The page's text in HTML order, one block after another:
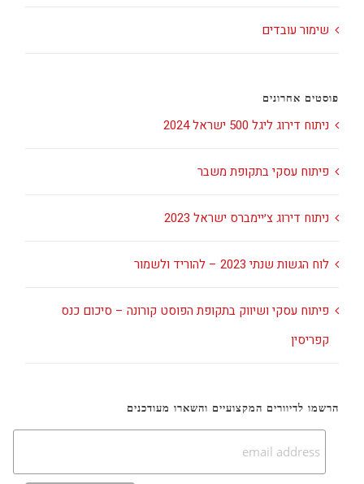
שימור עובדים
פוסטים אחרונים
ניתוח דירוג ליגל 500 ישראל 2024
פיתוח עסקי בתקופת משבר
ניתוח דירוג צ׳יימברס ישראל 2023
לוח הגשות שנתי 2023 – להוריד ולשמור
פיתוח עסקי ושיווק בתקופת הפוסט קורונה – סיכום כנס
קפריסין
הרשמו לדיוורים המקצועיים והשארו מעודכנים